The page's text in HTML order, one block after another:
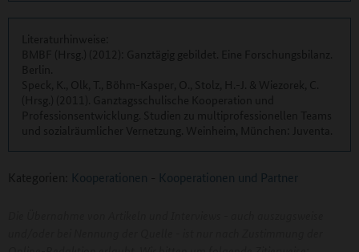
Kategorien: Kooperationen - Kooperationen und Partner